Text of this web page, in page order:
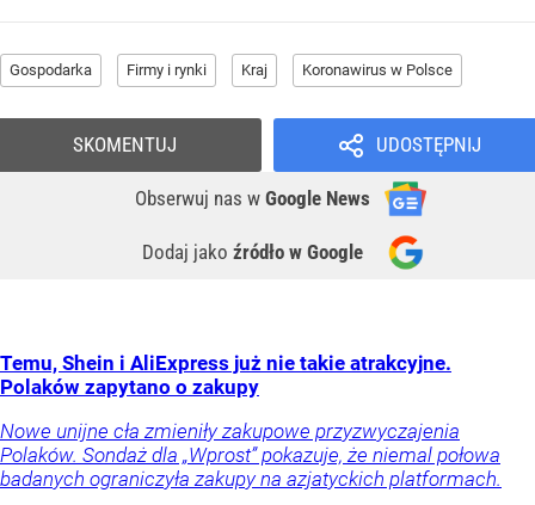
Gospodarka Firmy i rynki Kraj Koronawirus w Polsce
UDOSTĘPNIJ
Obserwuj nas w Google News
Dodaj jako źródło w Google
SKOMENTUJ
Temu, Shein i AliExpress już nie takie atrakcyjne.
Polaków zapytano o zakupy
Nowe unijne cła zmieniły zakupowe przyzwyczajenia
Polaków. Sondaż dla „Wprost” pokazuje, że niemal połowa
badanych ograniczyła zakupy na azjatyckich platformach.